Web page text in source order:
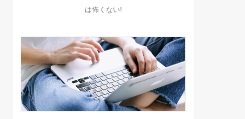
は怖くない!